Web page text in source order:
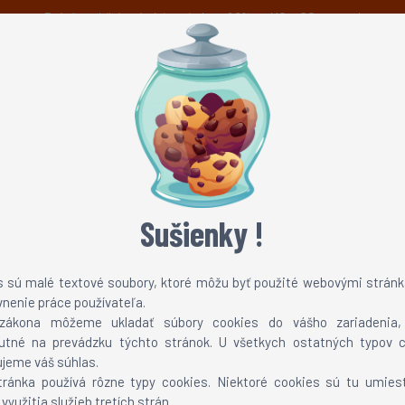
Sušienky !
sú malé textové soubory, ktoré môžu byť použité webovými
práce používateľa.
môžeme ukladať súbory cookies do vášho
na prevádzku týchto stránok. U všetkych ostatných typov
váš súhlas.
používá rôzne typy cookies. Niektoré cookies sú tu
služieb tretích strán.
Právě probíhá prázdninová sleva 60% na MC a CS servery!
Možnosti platby Technická podpora
TEAMSPEAK 3
údržbou. Po této dnešní akci garantujeme, že vše co se týkalo výpadků serverů bude
téměř 47 hodin, je možné že vlivem lidského faktoru
případě napište na naší podporu, která by od dnešního
horizontu.